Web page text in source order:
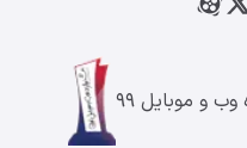
و موبایل ۹۹